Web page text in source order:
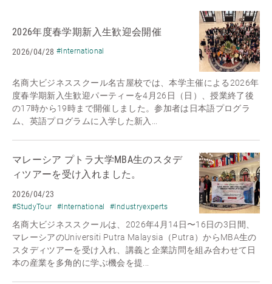
2026年度春学期新入生歓迎会開催
2026/04/28 #International
名商大ビジネススクール名古屋校では、本学主催による2026年
度春学期新入生歓迎パーティーを4月26日（日）、授業終了後
の17時から19時まで開催しました。参加者は日本語プログラ
ム、英語プログラムに入学した新入...
マレーシア プトラ大学MBA生のスタデ
ィツアーを受け入れました。
2026/04/23
#StudyTour #International #Industryexperts
名商大ビジネススクールは、2026年4月14日〜16日の3日間、
マレーシアのUniversiti Putra Malaysia（Putra）からMBA生の
スタディツアーを受け入れ、講義と企業訪問を組み合わせて日
本の産業を多角的に学ぶ機会を提...